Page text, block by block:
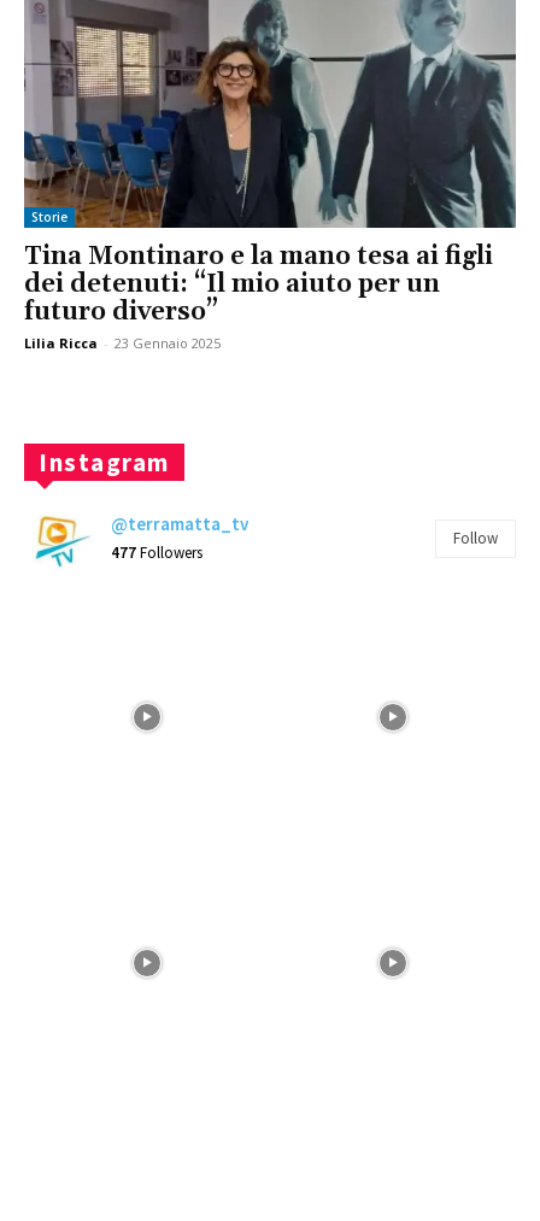
Storie
Tina Montinaro e la mano tesa ai figli
dei detenuti: “Il mio aiuto per un
futuro diverso”
Lilia Ricca - 23 Gennaio 2025
Instagram
@terramatta_tv
477Followers
Follow